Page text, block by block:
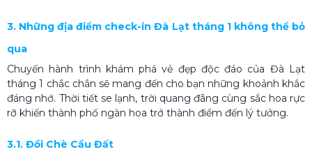
3. Những địa điểm check-in Đà Lạt tháng 1 không thể bỏ
qua
Chuyến hành trình khám phá vẻ đẹp độc đáo của Đà Lạt
tháng 1 chắc chắn sẽ mang đến cho bạn những khoảnh khắc
đáng nhớ. Thời tiết se lạnh, trời quang đãng cùng sắc hoa rực
rỡ khiến thành phố ngàn hoa trở thành điểm đến lý tưởng.
3.1. Đồi Chè Cầu Đất